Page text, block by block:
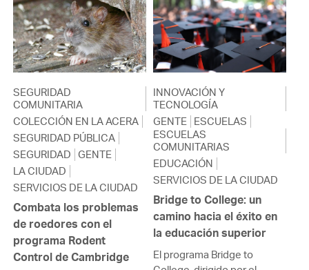
SEGURIDAD
COMUNITARIA
COLECCIÓN EN LA ACERA
SEGURIDAD PÚBLICA
SEGURIDAD GENTE
LA CIUDAD
SERVICIOS DE LA CIUDAD
Combata los problemas
de roedores con el
programa Rodent
Control de Cambridge
INNOVACIÓN Y
TECNOLOGÍA
GENTE
ESCUELAS
ESCUELAS
COMUNITARIAS
EDUCACIÓN
SERVICIOS DE LA CIUDAD
Bridge to College: un
camino hacia el éxito en
la educación superior
El programa Bridge to